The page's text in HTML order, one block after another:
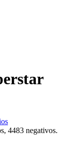
4483 negativos.